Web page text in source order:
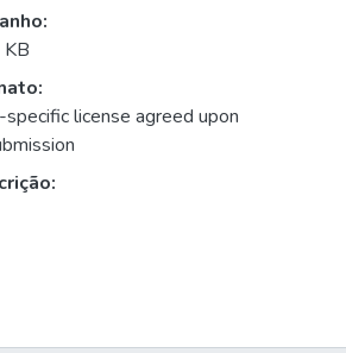
license agreed upon